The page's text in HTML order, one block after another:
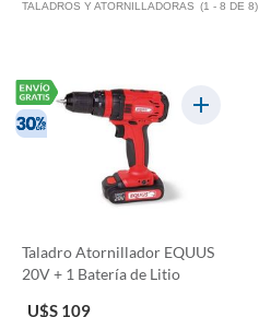
TALADROS Y ATORNILLADORAS (1 - 8 DE 8)
Taladro Atornillador EQUUS
20V + 1 Batería de Litio
U$S 109